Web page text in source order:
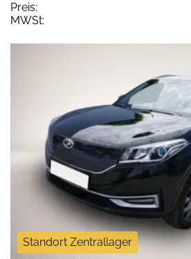
Preis:
MWSt:
Standort Zentrallager